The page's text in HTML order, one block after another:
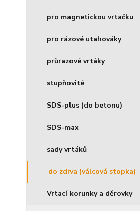
pro magnetickou vrtačku
pro rázové utahováky
průrazové vrtáky
stupňovité
SDS-plus (do betonu)
SDS-max
sady vrtáků
do zdiva (válcová stopka)
Vrtací korunky a děrovky